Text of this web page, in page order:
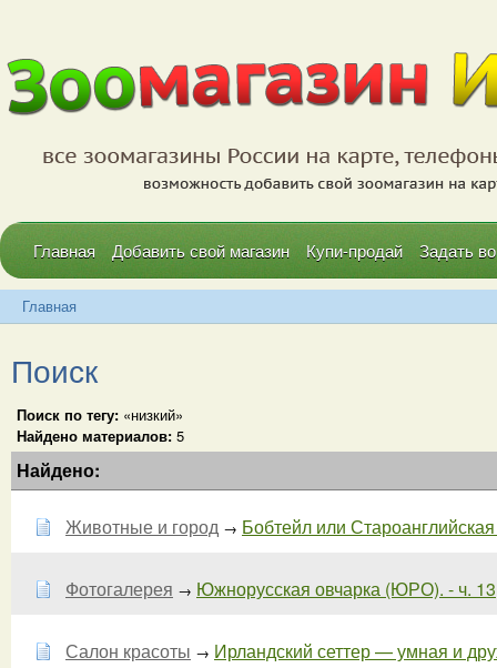
Главная Добавить свой магазин Купи-продай Задать
Главная
Поиск
Поиск по тегу: «низкий»
Найдено материалов: 5
Найдено:
Животные и город → Бобтейл или
Фотогалерея → Южнорусская овчарка (ЮРО). - ч. 13
Салон красоты → Ирландский сеттер — умная и